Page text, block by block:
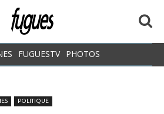
FUGUESTV PHOTOS
POLITIQUE